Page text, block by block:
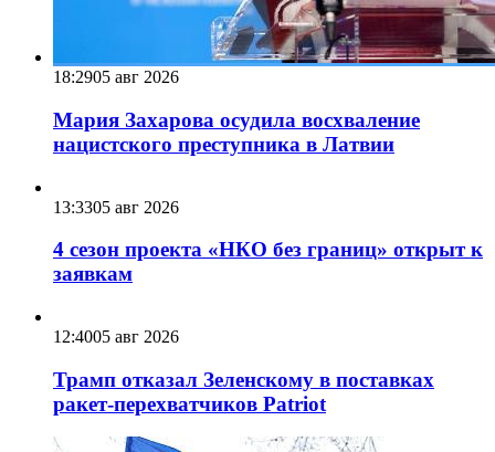
18:2905 авг 2026
Мария Захарова осудила восхваление
нацистского преступника в Латвии
13:3305 авг 2026
4 сезон проекта «НКО без границ» открыт к
заявкам
12:4005 авг 2026
Трамп отказал Зеленскому в поставках
ракет-перехватчиков Patriot